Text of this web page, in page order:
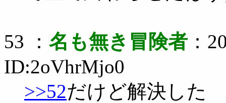
53 ： 名も無き冒険者 ：
ID:2oVhrMjo0
>>52だけど解決した